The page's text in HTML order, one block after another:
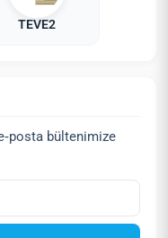
TEVE2
bültenimize